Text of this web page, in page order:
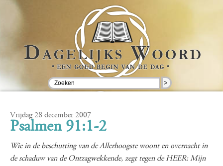
>
Vrijdag 28 december 2007
Psalmen 91:1-2
Wie in de beschutting van de Allerhoogste woont en overnacht in
de schaduw van de Ontzagwekkende, zegt tegen de HEER: Mijn